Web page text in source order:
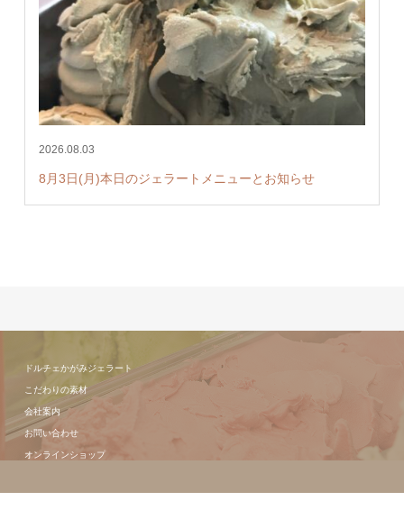
2026.08.03
8月3日(月)本日のジェラートメニューとお知らせ
ドルチェかがみジェラート
こだわりの素材
会社案内
お問い合わせ
オンラインショップ